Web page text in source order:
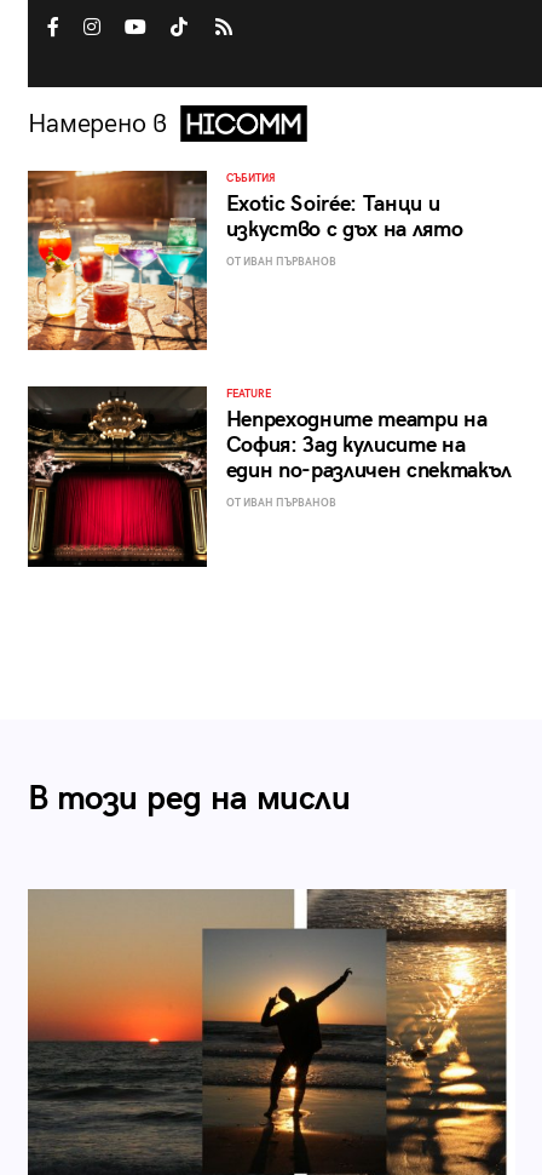
Намерено в
СЪБИТИЯ
Exotic Soirée: Танци и
изкуство с дъх на лято
ОТ ИВАН ПЪРВАНОВ
FEATURE
Непреходните театри на
София: Зад кулисите на
един по-различен спектакъл
ОТ ИВАН ПЪРВАНОВ
В този ред на мисли